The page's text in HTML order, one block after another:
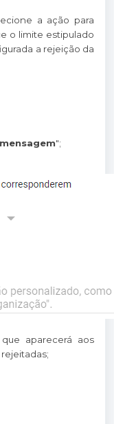
a ação para
o limite estipulado
a rejeição da
";
aparecerá aos